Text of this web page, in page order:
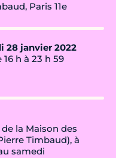
Paris 11e
28 janvier 2022
h à 23 h 59
la Maison des
Timbaud), à
samedi